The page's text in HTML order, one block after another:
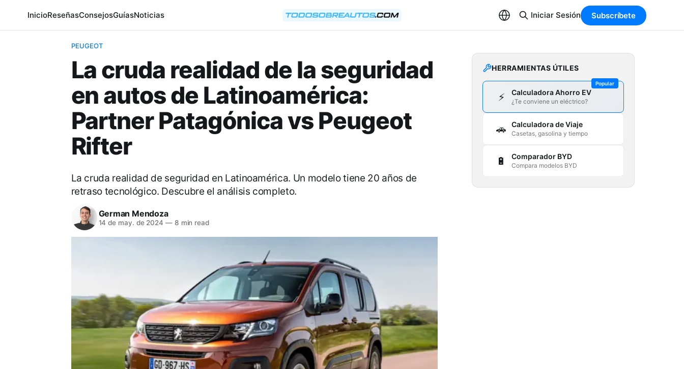
InicioReseñasConsejosGuíasNoticias Iniciar Sesión Subscríbete
PEUGEOT
La cruda realidad de la seguridad
en autos de Latinoamérica:
Partner Patagónica vs Peugeot
Rifter
La cruda realidad de seguridad en Latinoamérica. Un modelo tiene 20 años de
retraso tecnológico. Descubre el análisis completo.
German Mendoza
14 de may. de 2024 —8 min read
HERRAMIENTAS ÚTILES
Popular
⚡ Calculadora Ahorro EV
¿Te conviene un eléctrico?
🚗 Calculadora de Viaje
Casetas, gasolina y tiempo
🔋 Comparador BYD
Compara modelos BYD